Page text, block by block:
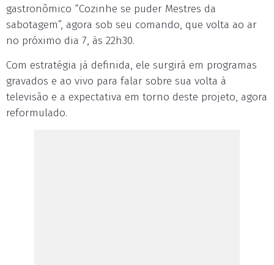
gastronômico “Cozinhe se puder Mestres da
sabotagem”, agora sob seu comando, que volta ao ar
no próximo dia 7, às 22h30.
Com estratégia já definida, ele surgirá em programas
gravados e ao vivo para falar sobre sua volta à
televisão e a expectativa em torno deste projeto, agora
reformulado.